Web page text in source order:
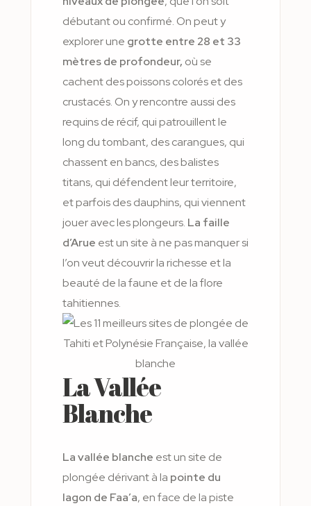
débutant ou confirmé. On peut y
explorer une grotte entre 28 et 33
mètres de profondeur, où se
cachent des poissons colorés et des
crustacés. On y rencontre aussi des
requins de récif, qui patrouillent le
long du tombant, des carangues, qui
chassent en bancs, des balistes
titans, qui défendent leur territoire,
et parfois des dauphins, qui viennent
jouer avec les plongeurs. La faille
d’Arue est un site à ne pas manquer si
l’on veut découvrir la richesse et la
beauté de la faune et de la flore
tahitiennes.
La Vallée
Blanche
La vallée blanche est un site de
plongée dérivant à la pointe du
lagon de Faa’a, en face de la piste